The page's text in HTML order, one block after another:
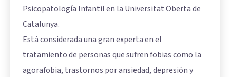
Psicopatología Infantil en la Universitat Oberta de
Catalunya.
Está considerada una gran experta en el
tratamiento de personas que sufren fobias como la
agorafobia, trastornos por ansiedad, depresión y